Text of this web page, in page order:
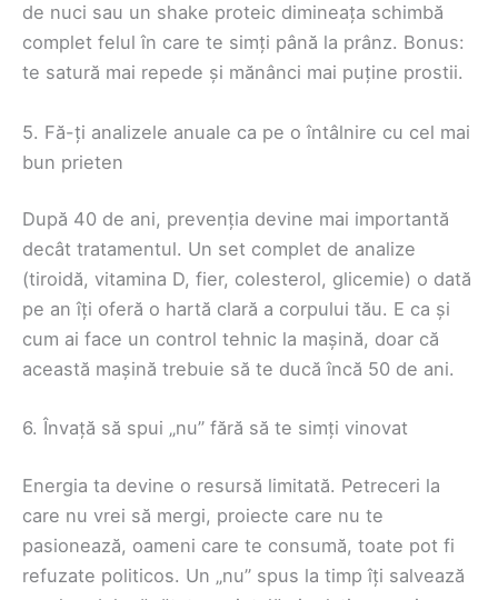
de nuci sau un shake proteic dimineața schimbă
complet felul în care te simți până la prânz. Bonus:
te satură mai repede și mănânci mai puține prostii.
5. Fă-ți analizele anuale ca pe o întâlnire cu cel mai
bun prieten
După 40 de ani, prevenția devine mai importantă
decât tratamentul. Un set complet de analize
(tiroidă, vitamina D, fier, colesterol, glicemie) o dată
pe an îți oferă o hartă clară a corpului tău. E ca și
cum ai face un control tehnic la mașină, doar că
această mașină trebuie să te ducă încă 50 de ani.
6. Învață să spui „nu” fără să te simți vinovat
Energia ta devine o resursă limitată. Petreceri la
care nu vrei să mergi, proiecte care nu te
pasionează, oameni care te consumă, toate pot fi
refuzate politicos. Un „nu” spus la timp îți salvează